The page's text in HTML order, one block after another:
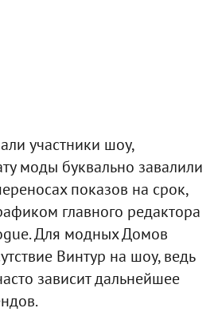
участники шоу,
моды буквально завалили
показов на срок,
главного редактора
Для модных Домов
Винтур на шоу, ведь
зависит дальнейшее